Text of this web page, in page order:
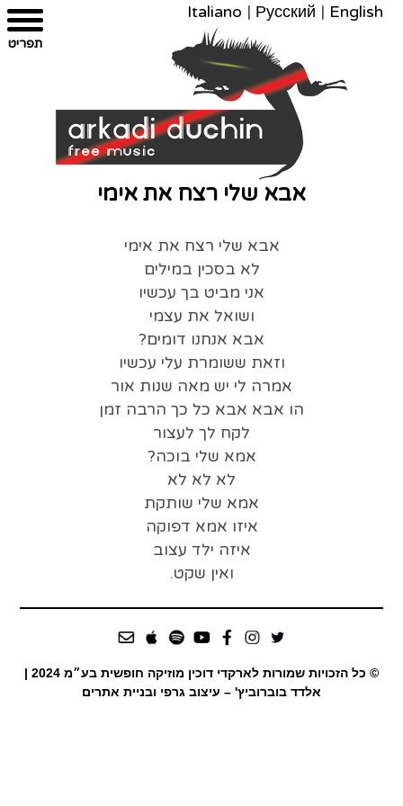
מפת
הצהרת
עבור
צרו
English
|
Русский
|
Italiano
אבא שלי רצח את אימי
אבא שלי רצח את אימי
לא בסכין במילים
אני מביט בך עכשיו
ושואל את עצמי
אבא אנחנו דומים?
וזאת ששומרת עלי עכשיו
אמרה לי יש מאה שנות אור
הו אבא אבא כל כך הרבה זמן
לקח לך לעצור
אמא שלי בוכה?
לא לא לא
אמא שלי שותקת
איזו אמא דפוקה
איזה ילד עצוב
ואין שקט.
© כל הזכויות שמורות לארקדי דוכין מוזיקה חופשית בע״מ 2024 |
אלדד בוברוביץ' – עיצוב גרפי ובניית אתרים
תפריט